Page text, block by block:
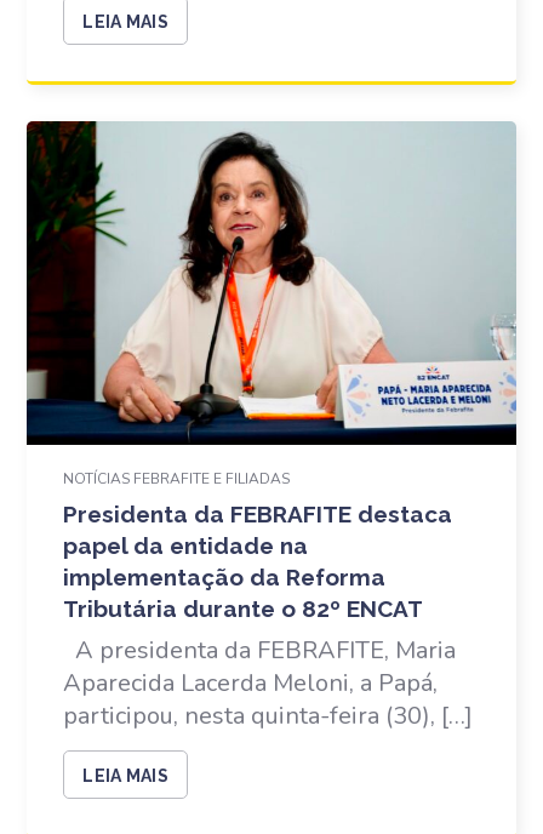
LEIA MAIS
NOTÍCIAS FEBRAFITE E FILIADAS
Presidenta da FEBRAFITE destaca
papel da entidade na
implementação da Reforma
Tributária durante o 82º ENCAT
A presidenta da FEBRAFITE, Maria
Aparecida Lacerda Meloni, a Papá,
participou, nesta quinta-feira (30), […]
LEIA MAIS